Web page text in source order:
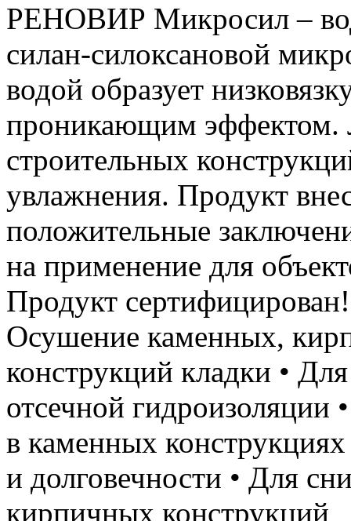
РЕНОВИР Микросил –
силан-силоксановой
водой образует
проникающим эффектом.
строительных
увлажнения. Продукт
положительные
на применение для
Продукт
Осушение каменных,
конструкций кладки •
отсечной гидроизоляции
в каменных
и долговечности • Для
кирпичных конструкций